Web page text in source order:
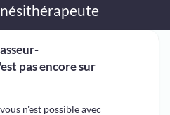
pas encore sur
n'est possible avec